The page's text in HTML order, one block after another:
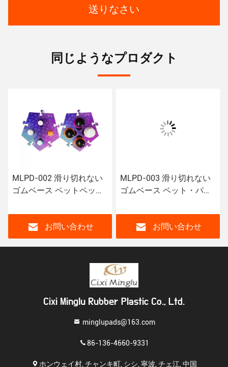
送りなさい
同じようなプロダクト
MLPD-002 滑り切れない
ゴムベース ペットペット
ト
お問い合わせ
MLPD-003 滑り切れない
ゴムベース ペット・パッ
ト・トレーニング・パッ
お問い合わせ
Cixi Minglu Rubber Plastic Co., Ltd.
minglupads@163.com
86-136-4660-9331
ホンウェイ村, チャンキ町, シシ, 寧波, チェ江, 中国